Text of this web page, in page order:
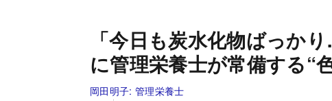
「今日も炭水化物ばっか
に管理栄養士が常備する“
岡田明子: 管理栄養士